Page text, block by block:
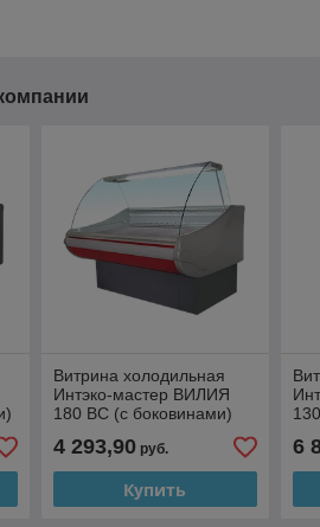
Витрина холодильная
Интэко-мастер ВИЛИЯ
180 ВС (с боковинами)
4 293,90руб.
Купить
6